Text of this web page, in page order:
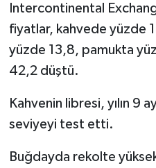
Intercontinental
fiyatlar, kahvede yüzde
yüzde 13,8, pamukta
42,2 düştü.
Kahvenin libresi, yılın 9
seviyeyi test etti.
Buğdayda rekolte